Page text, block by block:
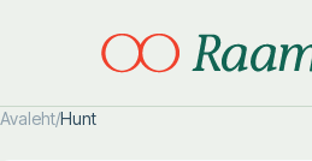
Avaleht/Hunt